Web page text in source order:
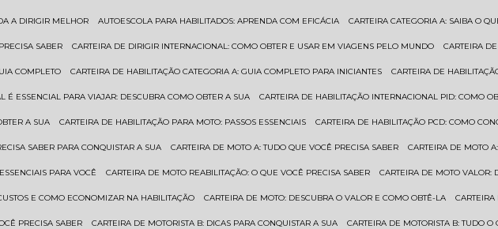
A DIRIGIR MELHOR AUTOESCOLA PARA HABILITADOS: APRENDA COM EFICÁCIA CARTEIRA CATEGORIA A: SAIBA O
SABER CARTEIRA DE DIRIGIR INTERNACIONAL: COMO OBTER E USAR EM VIAGENS PELO MUNDO CARTEIRA
COMPLETO CARTEIRA DE HABILITAÇÃO CATEGORIA A: GUIA COMPLETO PARA INICIANTES CARTEIRA DE
É ESSENCIAL PARA VIAJAR: DESCUBRA COMO OBTER A SUA CARTEIRA DE HABILITAÇÃO INTERNACIONAL PID: COMO
A SUA CARTEIRA DE HABILITAÇÃO PARA MOTO: PASSOS ESSENCIAIS CARTEIRA DE HABILITAÇÃO PCD: COMO
SABER PARA CONQUISTAR A SUA CARTEIRA DE MOTO A: TUDO QUE VOCÊ PRECISA SABER CARTEIRA DE MOTO
PARA VOCÊ CARTEIRA DE MOTO REABILITAÇÃO: O QUE VOCÊ PRECISA SABER CARTEIRA DE MOTO
E COMO ECONOMIZAR NA HABILITAÇÃO CARTEIRA DE MOTO: DESCUBRA O VALOR E COMO OBTÊ-LA
PRECISA SABER CARTEIRA DE MOTORISTA B: DICAS PARA CONQUISTAR A SUA CARTEIRA DE MOTORISTA B: TUDO